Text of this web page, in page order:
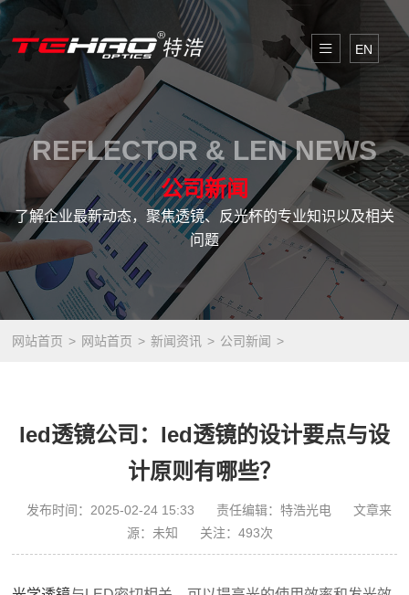
EN
REFLECTOR & LEN NEWS
公司新闻
了解企业最新动态，聚焦透镜、反光杯的专业知识以及相关
问题
网站首页 网站首页 新闻资讯 公司新闻
led透镜公司：led透镜的设计要点与设
计原则有哪些？
发布时间：2025-02-24 15:33 责任编辑：特浩光电
文章来
源：未知
关注： 493次